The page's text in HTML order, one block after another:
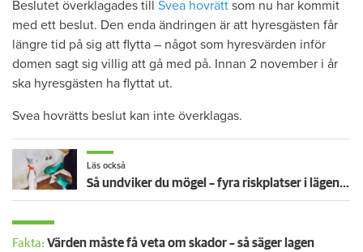
Beslutet överklagades till Svea hovrätt som nu har kommit
med ett beslut. Den enda ändringen är att hyresgästen får
längre tid på sig att flytta – något som hyresvärden inför
domen sagt sig villig att gå med på. Innan 2 november i år
ska hyresgästen ha flyttat ut.
Svea hovrätts beslut kan inte överklagas.
Läs också
Så undviker du mögel – fyra riskplatser i lägenheten: ”Måste städa bort”
Fakta: Värden måste få veta om skador – så säger lagen